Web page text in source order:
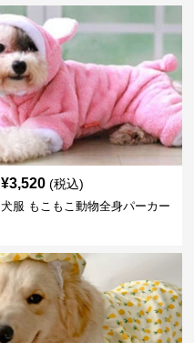
¥3,520 (税込)
犬服 もこもこ動物全身パーカー